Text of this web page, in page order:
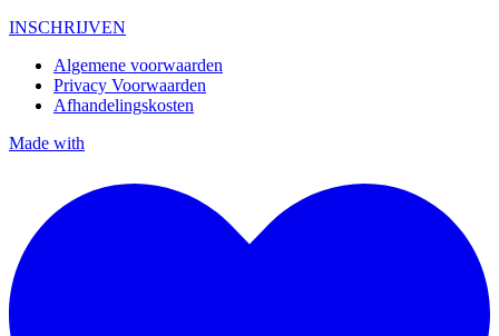
INSCHRIJVEN
Algemene voorwaarden
Privacy Voorwaarden
Afhandelingskosten
Made with